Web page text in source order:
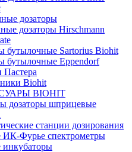
дозаторы
дозаторы Hirschmann
бутылочные Sartorius Biohit
бутылочные Eppendorf
Biohit
BIOHIT
дозаторы шприцевые
станции дозирования
ИК-Фурье спектрометры
инкубаторы